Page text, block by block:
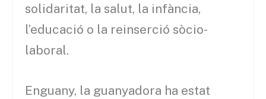
solidaritat, la salut, la infància,
l’educació o la reinserció sòcio-
laboral.
Enguany, la guanyadora ha estat